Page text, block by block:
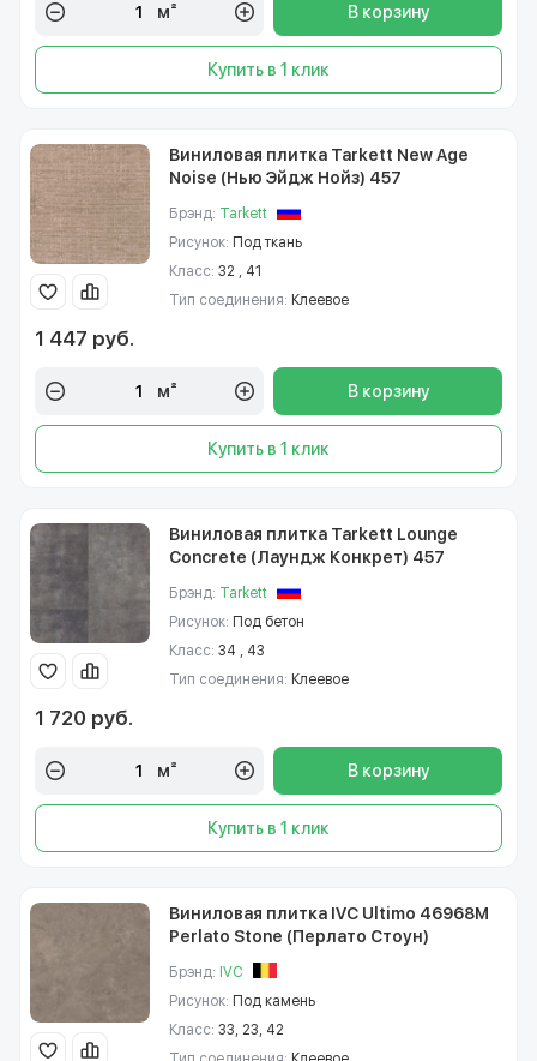
м² В корзину
Купить в 1 клик
Виниловая плитка Tarkett New Age
Noise (Нью Эйдж Нойз) 457
Брэнд: Tarkett
Рисунок: Под ткань
Класс: 32 , 41
Тип соединения: Клеевое
1 447 руб.
м² В корзину
Купить в 1 клик
Виниловая плитка Tarkett Lounge
Concrete (Лаундж Конкрет) 457
Брэнд: Tarkett
Рисунок: Под бетон
Класс: 34 , 43
Тип соединения: Клеевое
1 720 руб.
м² В корзину
Купить в 1 клик
Виниловая плитка IVC Ultimo 46968M
Perlato Stone (Перлато Стоун)
Брэнд: IVC
Рисунок: Под камень
Класс: 33, 23, 42